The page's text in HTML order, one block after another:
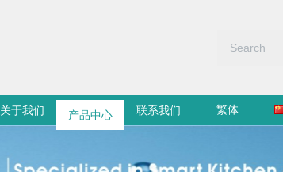
关于我们 产品中心 联系我们 繁体